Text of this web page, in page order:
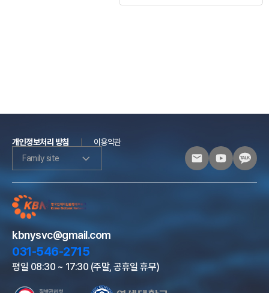
개인정보처리 방침
이용약관
Family site
kbnysvc@gmail.com
031-546-2715
평일 08:30 ~ 17:30 (주말, 공휴일 휴무)